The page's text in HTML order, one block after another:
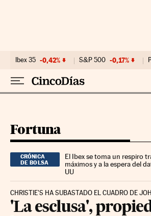
Ibex 35 -0,42% S&P 500 -0,17%
Fortuna
CRÓNICA
DE BOLSA
El Ibex se toma un respiro
máximos y a la espera del
UU
CHRISTIE'S HA SUBASTADO EL CUADRO DE
'La esclusa',